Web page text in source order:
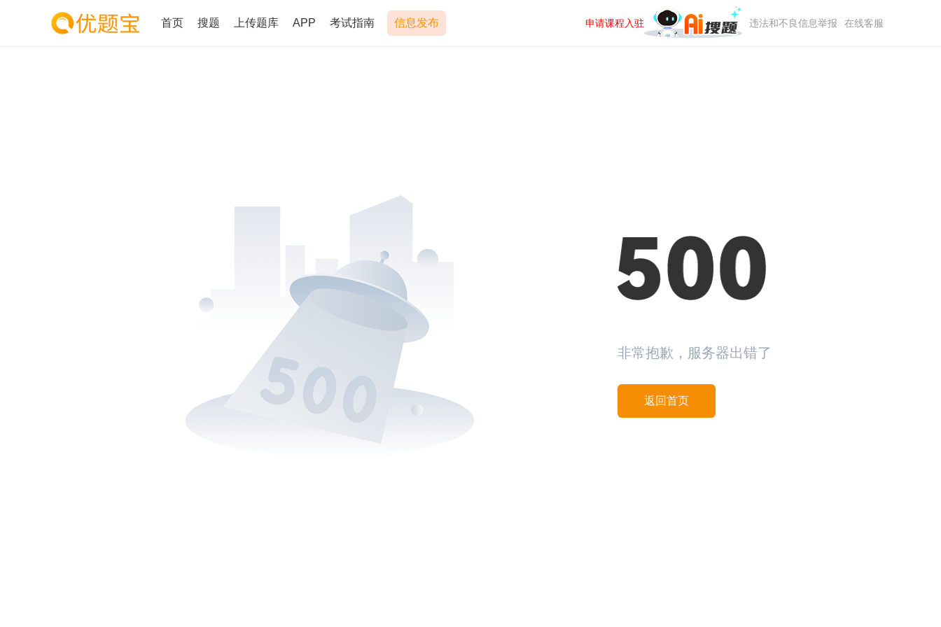
首页 搜题 上传题库 APP 考试指南 信息发布 申请课程入驻 违法和不良信息举报 在线客服
非常抱歉，服务器出错了
返回首页